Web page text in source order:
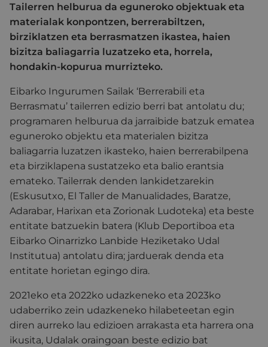
Tailerren helburua da eguneroko objektuak eta
materialak konpontzen, berrerabiltzen,
birziklatzen eta berrasmatzen ikastea, haien
bizitza baliagarria luzatzeko eta, horrela,
hondakin-kopurua murrizteko.
Eibarko Ingurumen Sailak ‘Berrerabili eta
Berrasmatu’ tailerren edizio berri bat antolatu du;
programaren helburua da jarraibide batzuk ematea
eguneroko objektu eta materialen bizitza
baliagarria luzatzen ikasteko, haien berrerabilpena
eta birziklapena sustatzeko eta balio erantsia
emateko. Tailerrak denden lankidetzarekin
(Eskusutxo, El Taller de Manualidades, Baratze,
Adarabar, Harixan eta Zorionak Ludoteka) eta beste
entitate batzuekin batera (Klub Deportiboa eta
Eibarko Oinarrizko Lanbide Heziketako Udal
Institutua) antolatu dira; jarduerak denda eta
entitate horietan egingo dira.
2021eko eta 2022ko udazkeneko eta 2023ko
udaberriko zein udazkeneko hilabeteetan egin
diren aurreko lau edizioen arrakasta eta harrera ona
ikusita, Udalak oraingoan beste edizio bat